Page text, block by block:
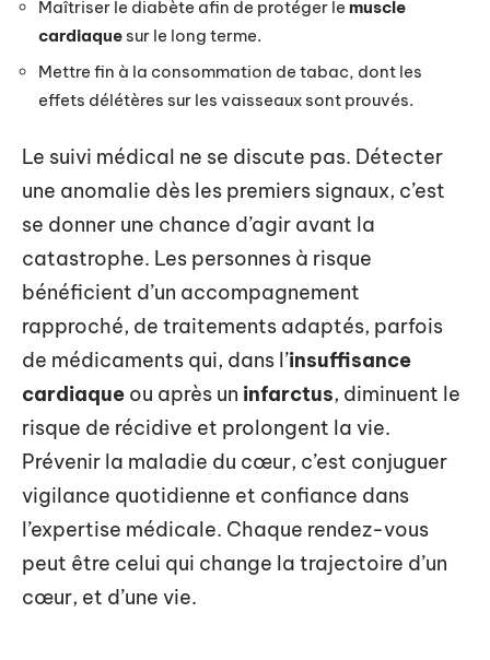
Maîtriser le diabète afin de protéger le muscle
cardiaque sur le long terme.
Mettre fin à la consommation de tabac, dont les
effets délétères sur les vaisseaux sont prouvés.
Le suivi médical ne se discute pas. Détecter
une anomalie dès les premiers signaux, c’est
se donner une chance d’agir avant la
catastrophe. Les personnes à risque
bénéficient d’un accompagnement
rapproché, de traitements adaptés, parfois
de médicaments qui, dans l’insuffisance
cardiaque ou après un infarctus, diminuent le
risque de récidive et prolongent la vie.
Prévenir la maladie du cœur, c’est conjuguer
vigilance quotidienne et confiance dans
l’expertise médicale. Chaque rendez-vous
peut être celui qui change la trajectoire d’un
cœur, et d’une vie.